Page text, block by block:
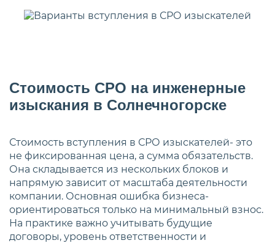
Стоимость СРО на инженерные
изыскания в Солнечногорске
Стоимость вступления в СРО изыскателей- это
не фиксированная цена, а сумма обязательств.
Она складывается из нескольких блоков и
напрямую зависит от масштаба деятельности
компании. Основная ошибка бизнеса-
ориентироваться только на минимальный взнос.
На практике важно учитывать будущие
договоры, уровень ответственности и